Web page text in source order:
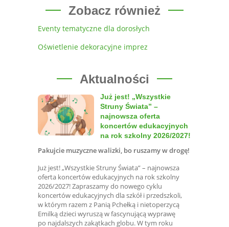
Zobacz również
Eventy tematyczne dla dorosłych
Oświetlenie dekoracyjne imprez
Aktualności
Już jest! „Wszystkie
Struny Świata” –
najnowsza oferta
koncertów edukacyjnych
na rok szkolny 2026/2027!
Pakujcie muzyczne walizki, bo ruszamy w drogę!
Już jest! „Wszystkie Struny Świata” – najnowsza
oferta koncertów edukacyjnych na rok szkolny
2026/2027! Zapraszamy do nowego cyklu
koncertów edukacyjnych dla szkół i przedszkoli,
w którym razem z Panią Pchełką i nietoperzycą
Emilką dzieci wyruszą w fascynującą wyprawę
po najdalszych zakątkach globu. W tym roku